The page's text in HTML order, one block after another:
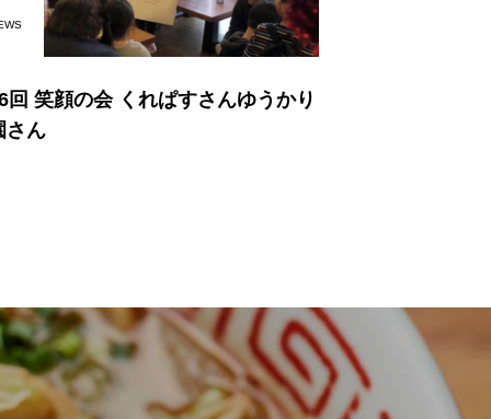
回 笑顔の会 くれぱすさんゆうかり
さん